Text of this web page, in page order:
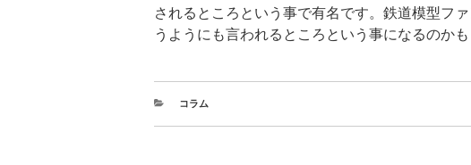
されるところという事で有名です。鉄道模型フ
うようにも言われるところという事になるのかも
コラム